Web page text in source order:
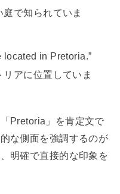
庭で知られていま
located in Pretoria.”
リアに位置していま
Pretoria」を肯定文で
な側面を強調するのが
明確で直接的な印象を